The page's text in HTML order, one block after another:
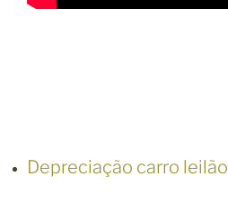
Depreciação carro leilão